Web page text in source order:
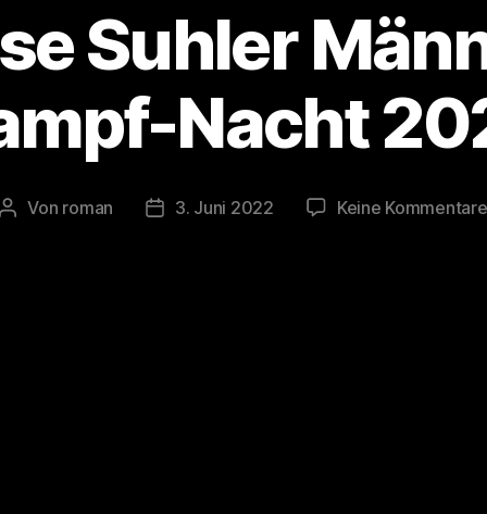
Suhler
Nacht
Beitragsautor
Von roman Veröffentlichungsdatum
3. Juni 2022 Keine Kommentare